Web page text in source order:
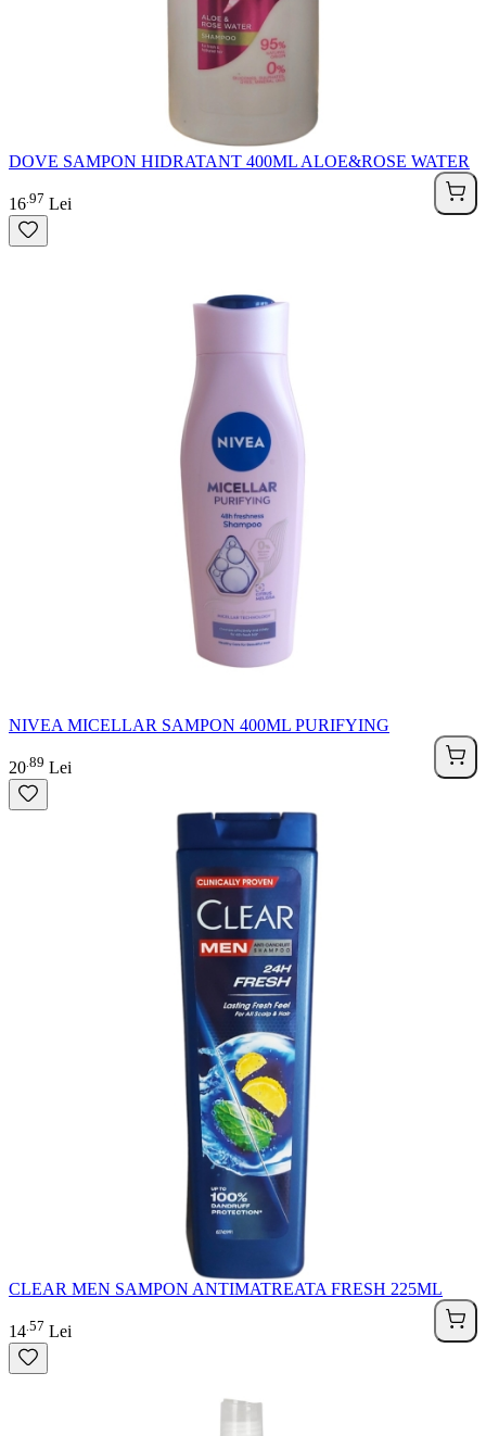
DOVE SAMPON HIDRATANT 400ML ALOE&ROSE WATER
16 97 Lei
NIVEA MICELLAR SAMPON 400ML PURIFYING
20 89 Lei
CLEAR MEN SAMPON ANTIMATREATA FRESH 225ML
14 57 Lei